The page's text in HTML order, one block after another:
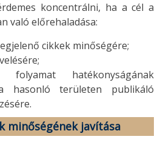
koncentrálni, ha a cél a
való előrehaladása:
cikkek minőségére;
hatékonyságának
hasonló területen publikáló
minőségének javítása